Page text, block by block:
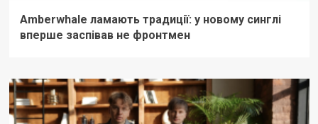
Amberwhale ламають традиції: у новому синглі
вперше заспівав не фронтмен